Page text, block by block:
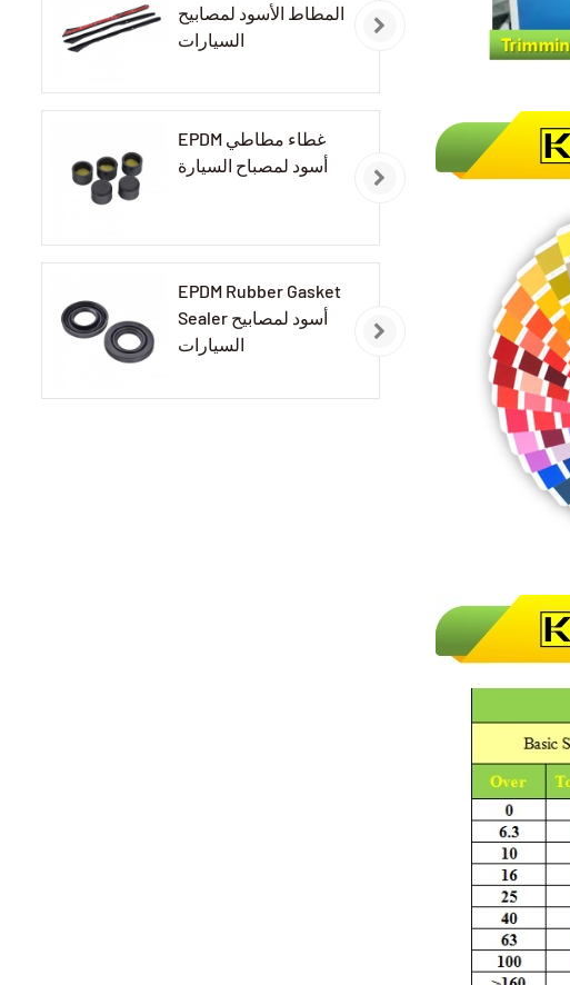
المطاط الأسود لمصابيح
السيارات
EPDM غطاء مطاطي
أسود لمصباح السيارة
EPDM Rubber Gasket
Sealer أسود لمصابيح
السيارات